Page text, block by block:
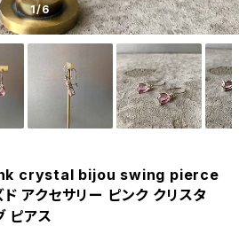
1/6
crystal bijou swing pierce
アクセサリー ピンク クリスタ
ピアス